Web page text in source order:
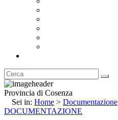
Provincia di Cosenza
Sei in: Home > Documentazione
DOCUMENTAZIONE